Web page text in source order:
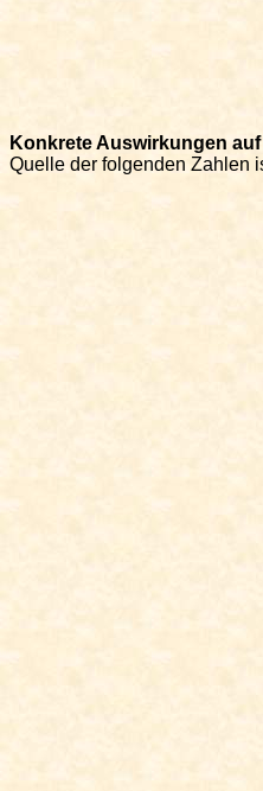
Konkrete Auswirkungen auf
Quelle der folgenden Zahlen